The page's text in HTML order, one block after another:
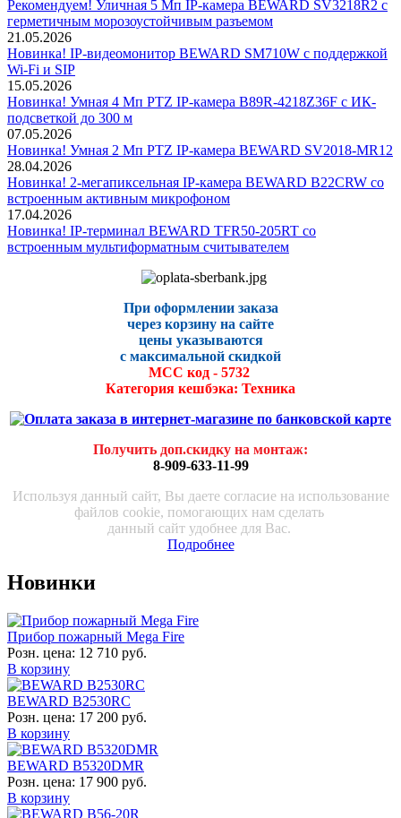
Рекомендуем! Уличная 5 Мп IP-камера BEWARD SV3218R2 с
герметичным морозоустойчивым разъемом
21.05.2026
Новинка! IP-видеомонитор BEWARD SM710W с поддержкой
Wi-Fi и SIP
15.05.2026
Новинка! Умная 4 Мп PTZ IP-камера B89R-4218Z36F с ИК-
подсветкой до 300 м
07.05.2026
Новинка! Умная 2 Мп PTZ IP-камера BEWARD SV2018-MR12
28.04.2026
Новинка! 2-мегапиксельная IP-камера BEWARD B22CRW со
встроенным активным микрофоном
17.04.2026
Новинка! IP-терминал BEWARD TFR50-205RT со
встроенным мультиформатным считывателем
При оформлении заказа
через корзину на сайте
цены указываются
с максимальной скидкой
МСС код - 5732
Категория кешбэка: Техника
Получить доп.скидку на монтаж:
8-909-633-11-99
Используя данный сайт, Вы даете согласие на использование
файлов cookie, помогающих нам сделать
данный сайт удобнее для Вас.
Подробнее
Новинки
Прибор пожарный Mega Fire
Розн. цена: 12 710 руб.
В корзину
BEWARD B2530RC
Розн. цена: 17 200 руб.
В корзину
BEWARD B5320DMR
Розн. цена: 17 900 руб.
В корзину